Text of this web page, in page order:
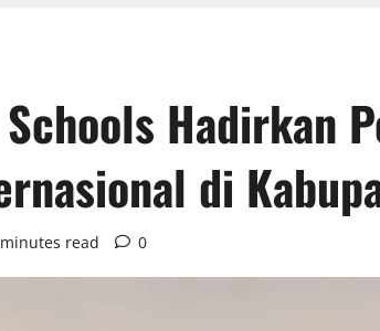
Hadirkan
di
read 0